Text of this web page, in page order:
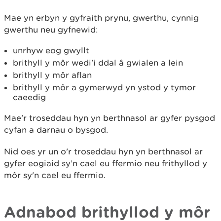
Mae yn erbyn y gyfraith prynu, gwerthu, cynnig
gwerthu neu gyfnewid:
unrhyw eog gwyllt
brithyll y môr wedi'i ddal â gwialen a lein
brithyll y môr aflan
brithyll y môr a gymerwyd yn ystod y tymor
caeedig
Mae'r troseddau hyn yn berthnasol ar gyfer pysgod
cyfan a darnau o bysgod.
Nid oes yr un o'r troseddau hyn yn berthnasol ar
gyfer eogiaid sy’n cael eu ffermio neu frithyllod y
môr sy'n cael eu ffermio.
Adnabod brithyllod y môr